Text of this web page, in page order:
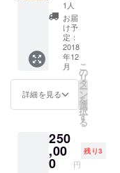
に！ ※6
万円相
当以上
のもの
を厳選
させて
いただ
きま
す。
期便プ
ラン】
・ホー
リーワ
イン定
期便、
毎月2本
1年間配
達
1人
お届
け予
定：
2018
年12
月
詳細を見る
こ
の
リ
タ
ー
ン
を
選
択
す
る
250
,00
0 円
残り3